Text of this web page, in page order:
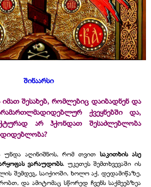
შინაარსი
შესახებ, რომლებიც დაიბადნენ და
ქვეყნებში და,
არ ჰქონდათ შესაძლებლობა
უნდა აღინიშნოს, რომ თვით საკითხის ასე
ვარაუდობს. უკეთეს შემთხვევაში ის
შემდეგ, საიქიოში, ხოლო აქ, დედამიწაზე,
და ამიტომაც სწორედ ჩვენს საქმეებზეა